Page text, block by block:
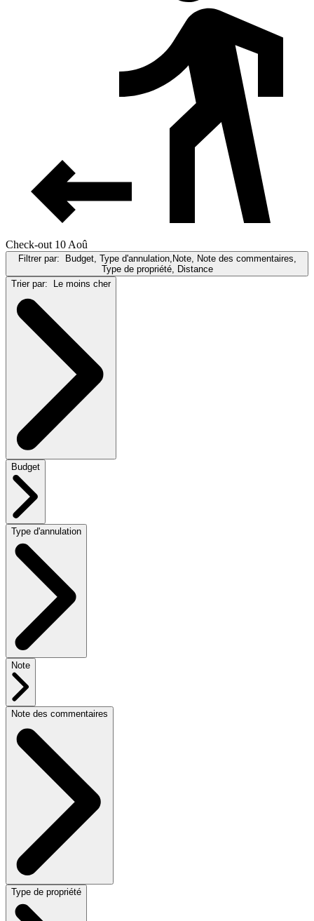
Check-out 10 Aoû
Filtrer par:
Budget, Type d'annulation,Note, Note des commentaires,
Type de propriété, Distance
Trier par:
Le moins cher
Budget
Type d'annulation
Note
Note des commentaires
Type de propriété